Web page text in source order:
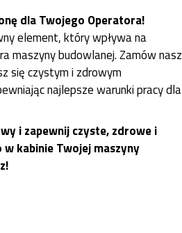
dla Twojego Operatora!
element, który wpływa na
maszyny budowlanej. Zamów nasz
się czystym i zdrowym
najlepsze warunki pracy dla
i zapewnij czyste, zdrowe i
kabinie Twojej maszyny